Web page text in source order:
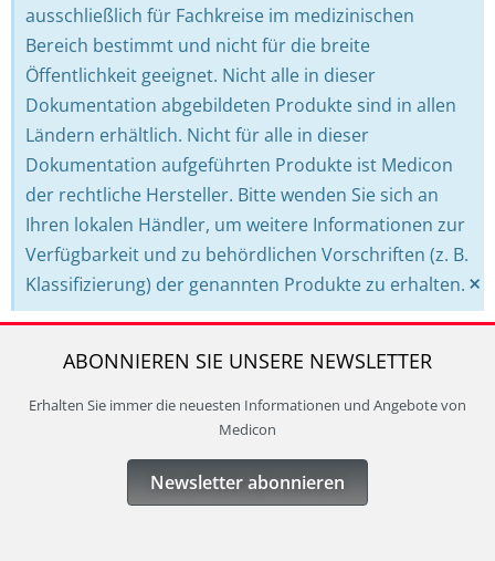
ausschließlich für Fachkreise im medizinischen
Bereich bestimmt und nicht für die breite
Öffentlichkeit geeignet. Nicht alle in dieser
Dokumentation abgebildeten Produkte sind in allen
Ländern erhältlich. Nicht für alle in dieser
Dokumentation aufgeführten Produkte ist Medicon
der rechtliche Hersteller. Bitte wenden Sie sich an
Ihren lokalen Händler, um weitere Informationen zur
Verfügbarkeit und zu behördlichen Vorschriften (z. B.
Klassifizierung) der genannten Produkte zu erhalten. ×
ABONNIEREN SIE UNSERE NEWSLETTER
Erhalten Sie immer die neuesten Informationen und Angebote von
Medicon
Newsletter abonnieren